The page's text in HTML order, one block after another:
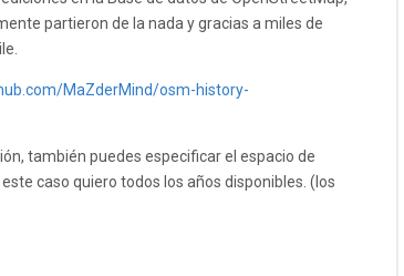
partieron de la nada y gracias a miles de
MaZderMind/osm-history-
también puedes especificar el espacio de
caso quiero todos los años disponibles. (los